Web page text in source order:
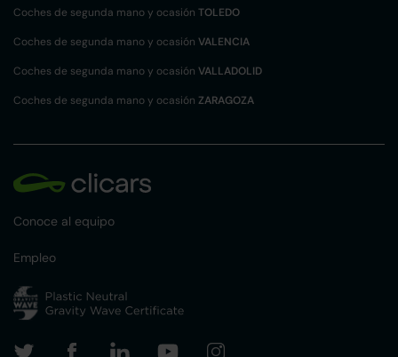
Coches de segunda mano y ocasión TOLEDO
Coches de segunda mano y ocasión VALENCIA
Coches de segunda mano y ocasión VALLADOLID
Coches de segunda mano y ocasión ZARAGOZA
Conoce al equipo
Empleo